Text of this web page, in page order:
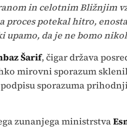
in celotnim Bližnjim
proces potekal hitro,
upamo, da je ne bomo
Šarif, čigar država
mirovni sporazum
sporazuma
zunanjega ministrstva